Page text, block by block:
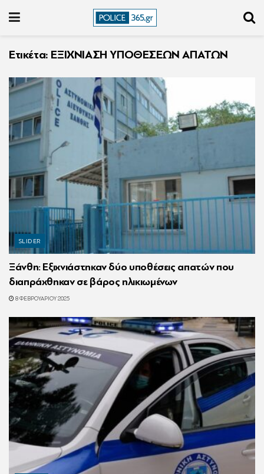
Ετικέτα: ΕΞΙΧΝΙΑΣΗ ΥΠΟΘΕΣΕΩΝ ΑΠΑΤΩΝ
SLIDER
Ξάνθη: Εξιχνιάστηκαν δύο υποθέσεις απατών που
διαπράχθηκαν σε βάρος ηλικιωμένων
8 ΦΕΒΡΟΥΑΡΊΟΥ 2025